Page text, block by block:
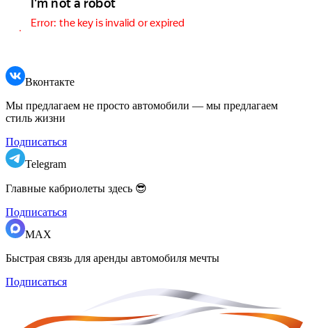
Вконтакте
Мы предлагаем не просто автомобили — мы предлагаем
стиль жизни
Подписаться
Telegram
Главные кабриолеты здесь 😎
Подписаться
MAX
Быстрая связь для аренды автомобиля мечты
Подписаться